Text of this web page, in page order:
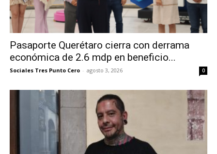
Pasaporte Querétaro cierra con derrama
económica de 2.6 mdp en beneficio...
Sociales Tres Punto Cero - agosto 3, 2026 0